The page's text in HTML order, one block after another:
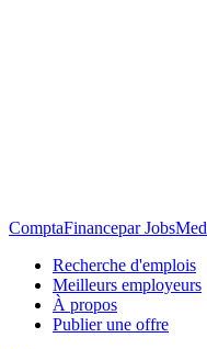
ComptaFinancepar
Recherche d'emplois
Meilleurs employeurs
À propos
Publier une offre